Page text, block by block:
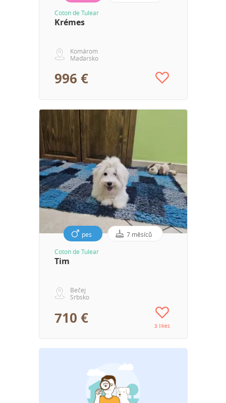
Coton de Tulear
Krémes
Komárom
Maďarsko
996 €
pes 7 měsíců
Coton de Tulear
Tim
Bečej
Srbsko
710 € 3 likes